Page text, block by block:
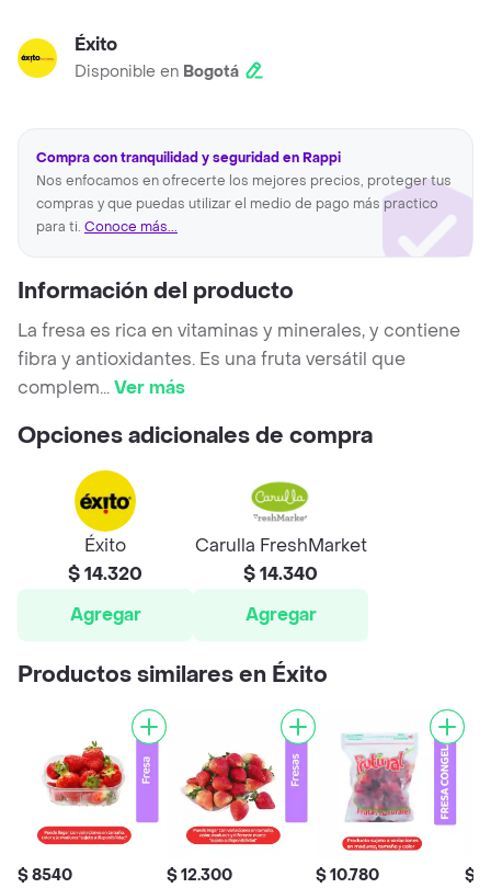
Éxito
Disponible en Bogotá
Compra con tranquilidad y seguridad en Rappi
Nos enfocamos en ofrecerte los mejores precios, proteger tus
compras y que puedas utilizar el medio de pago más practico
para ti. Conoce más...
Información del producto
La fresa es rica en vitaminas y minerales, y contiene
fibra y antioxidantes. Es una fruta versátil que
complem...Ver más
Opciones adicionales de compra
Éxito
$ 14.320
Agregar
Carulla FreshMarket
$ 14.340
Agregar
Productos similares en Éxito
$ 8540 $ 12.300 $ 10.780 $